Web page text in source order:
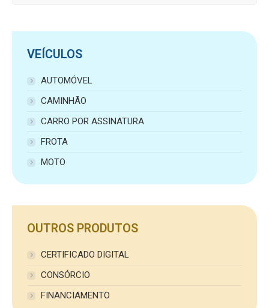
VEÍCULOS
AUTOMÓVEL
CAMINHÃO
CARRO POR ASSINATURA
FROTA
MOTO
OUTROS PRODUTOS
CERTIFICADO DIGITAL
CONSÓRCIO
FINANCIAMENTO